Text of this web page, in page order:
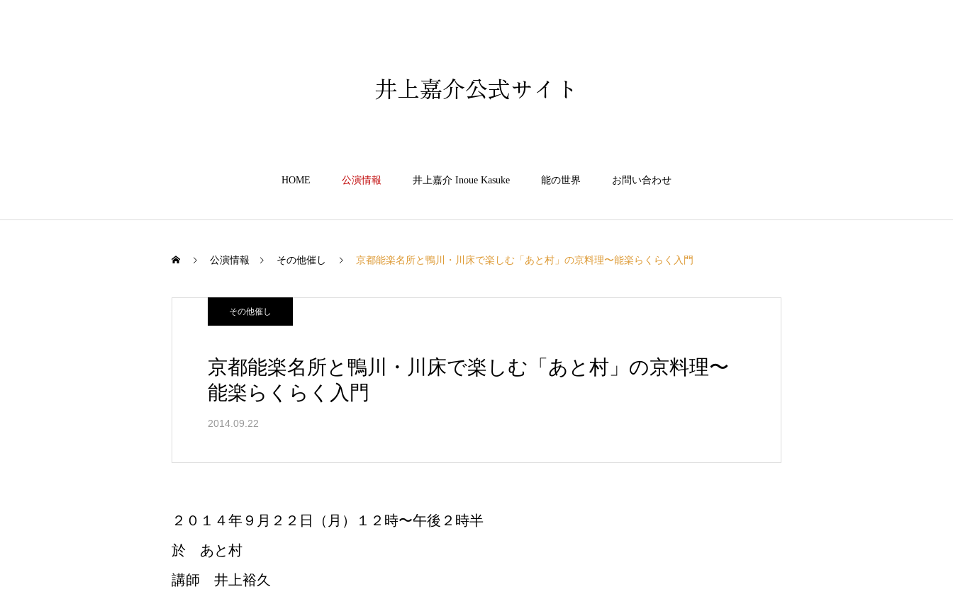
井上嘉介公式サイト
HOME 公演情報 井上嘉介 Inoue Kasuke 能の世界 お問い合わせ
公演情報 その他催し 京都能楽名所と鴨川・川床で楽しむ「あと村」の京料理〜能楽らくらく入門
その他催し
京都能楽名所と鴨川・川床で楽しむ「あと村」の京料理〜
能楽らくらく入門
2014.09.22
２０１４年９月２２日（月）１２時〜午後２時半
於 あと村
講師 井上裕久